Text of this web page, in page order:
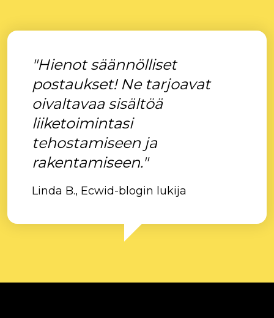
"Hienot säännölliset
postaukset! Ne tarjoavat
oivaltavaa sisältöä
liiketoimintasi
tehostamiseen ja
rakentamiseen."
Linda B., Ecwid-blogin lukija